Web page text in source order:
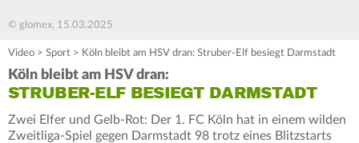
© glomex, 15.03.2025
Video > Sport > Köln bleibt am HSV dran: Struber-Elf besiegt Darmstadt
Köln bleibt am HSV dran:
STRUBER-ELF BESIEGT DARMSTADT
Zwei Elfer und Gelb-Rot: Der 1. FC Köln hat in einem wilden
Zweitliga-Spiel gegen Darmstadt 98 trotz eines Blitzstarts